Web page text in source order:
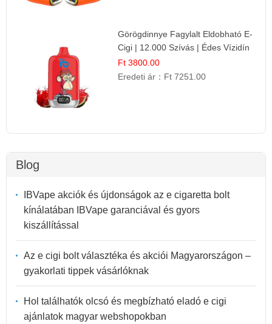
Görögdinnye Fagylalt Eldobható E-
Cigi | 12.000 Szívás | Édes Vízidín
Íz
Ft 3800.00
Eredeti ár： Ft 7251.00
Blog
IBVape akciók és újdonságok az e cigaretta bolt
kínálatában IBVape garanciával és gyors
kiszállítással
Az e cigi bolt választéka és akciói Magyarországon –
gyakorlati tippek vásárlóknak
Hol találhatók olcsó és megbízható eladó e cigi
ajánlatok magyar webshopokban